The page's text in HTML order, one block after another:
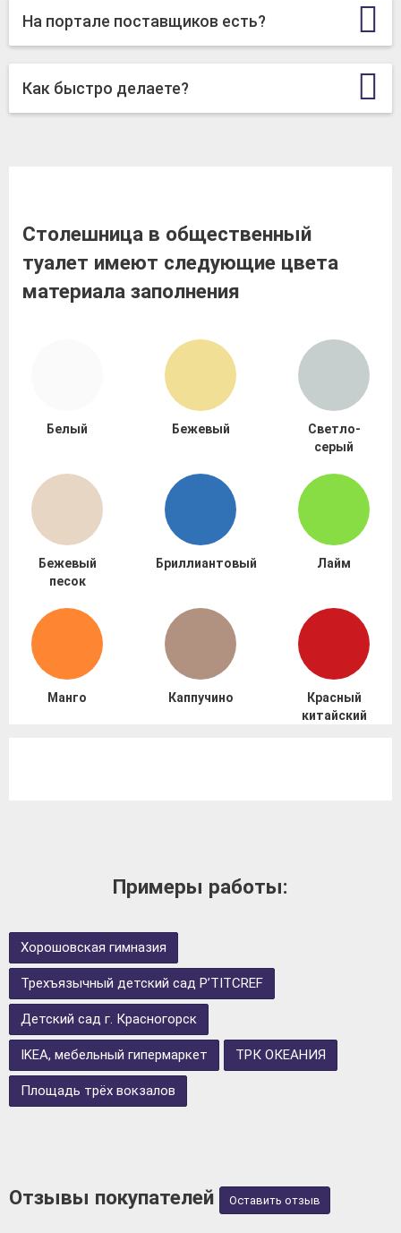
На портале поставщиков есть?
Как быстро делаете?
Столешница в общественный
туалет имеют следующие цвета
материала заполнения
Белый Бежевый
Светло-
серый
Бежевый
песок
Бриллиантовый Лайм
Манго Каппучино
Красный
китайский
Примеры работы:
Хорошовская гимназия
Трехъязычный детский сад P’TITCREF
Детский сад г. Красногорск
IKEA, мебельный гипермаркет ТРК ОКЕАНИЯ
Площадь трёх вокзалов
Отзывы покупателей Оставить отзыв